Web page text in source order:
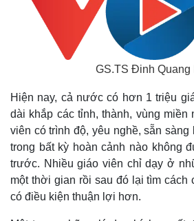
GS.TS Đinh Quang
Hiện nay, cả nước có hơn 1 triệu
dài khắp các tỉnh, thành, vùng
viên có trình độ, yêu nghề, sẵn
trong bất kỳ hoàn cảnh nào không
trước. Nhiều giáo viên chỉ dạy ở
một thời gian rồi sau đó lại tìm cách
có điều kiện thuận lợi hơn.